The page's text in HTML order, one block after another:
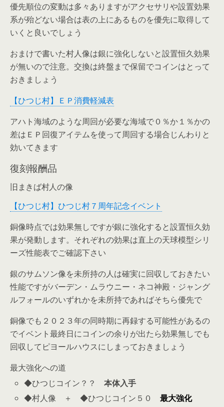
優先順位の変動は多々ありますがアクセサリや設置効果
系が殆どない場合は表の上にあるものを優先に取得して
いくと良いでしょう
おまけで書いた村人像は銀に強化しないと設置恒久効果
が無いので注意。交換は終盤まで保留でコインはとって
おきましょう
【ひつじ村】ＥＰ消費軽減表
アハト海域のような周回が必要な海域で０％か１％かの
差はＥＰ回復アイテムを使って周回する場合じんわりと
効いてきます
復刻報酬品
旧まきば村人の像
【ひつじ村】ひつじ村７周年記念イベント
銅像時点では効果無しですが銀に強化すると設置恒久効
果が発動します。それぞれの効果は直上の天球模型シリ
ーズ性能表でご確認下さい
銀のサムソン像を未所持の人は確実に回収しておきたい
性能ですがバーデン・ムラウニー・ネコ神殿・ジャング
ルフォールのいずれかを未所持であればそちら優先で
銅像でも２０２３年の同時期に再録する可能性があるの
でイベント最終日にコインの余りが出たら効果無しでも
回収してピヨールハウスにしまっておきましょう
最大強化への道
◆ひつじコイン？？本体入手
◆村人像 ＋ ◆ひつじコイン５０最大強化